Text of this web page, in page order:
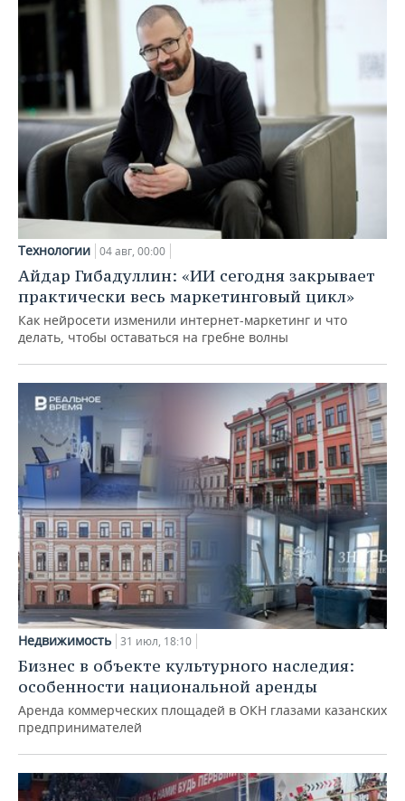
Технологии 04 авг, 00:00
Айдар Гибадуллин: «ИИ сегодня закрывает
практически весь маркетинговый цикл»
Как нейросети изменили интернет-маркетинг и что
делать, чтобы оставаться на гребне волны
Недвижимость 31 июл, 18:10
Бизнес в объекте культурного наследия:
особенности национальной аренды
Аренда коммерческих площадей в ОКН глазами казанских
предпринимателей